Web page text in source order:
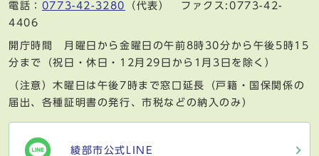
電話： 0773-42-3280
（代表） ファクス:0773-42-
4406
開庁時間 月曜日から金曜日の午前8時30分から午後5時15
分まで（祝日・休日・12月29日から1月3日を除く）
（注意）木曜日は午後7時まで窓口延長（戸籍・国保関係の
届出、各種証明書の発行、市税などの納入のみ）
綾部市公式LINE